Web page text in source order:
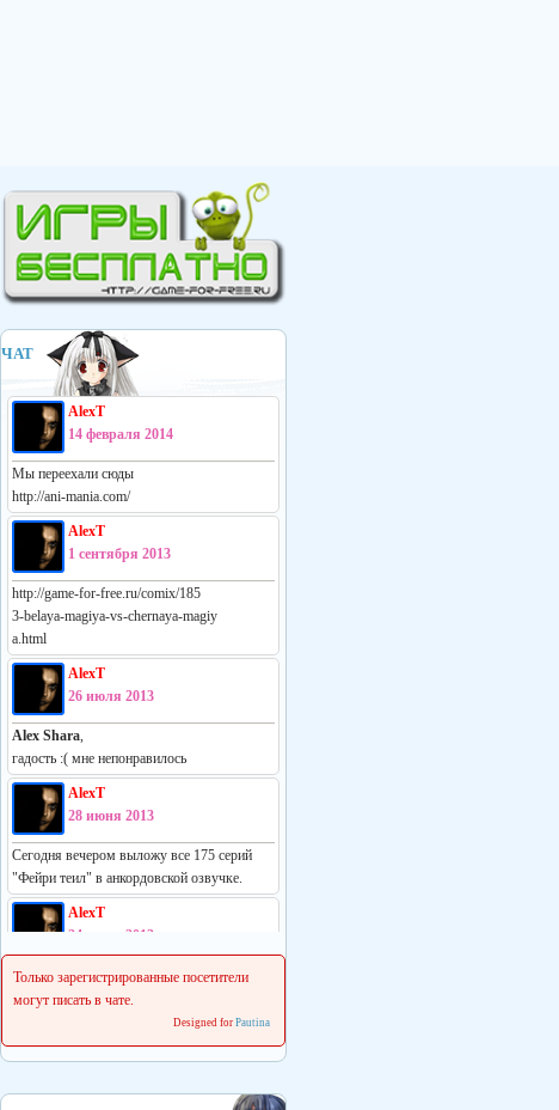
ЧАТ
AlexT
14 февраля 2014
Мы переехали сюды
http://ani-mania.com/
AlexT
1 сентября 2013
http://game-for-free.ru/comix/185
3-belaya-magiya-vs-chernaya-magiy
a.html
AlexT
26 июля 2013
Alex Shara,
гадость :( мне непонравилось
AlexT
28 июня 2013
Сегодня вечером выложу все 175 серий
"Фейри теил" в анкордовской озвучке.
AlexT
24 июня 2013
Реально русская манга:
http://vk.com/white_vs_black_m
С сеня начинаем делать свежие релизы.
Только зарегистрированные посетители
могут писать в чате.
Designed for Pautina